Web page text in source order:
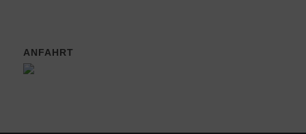
ANFAHRT